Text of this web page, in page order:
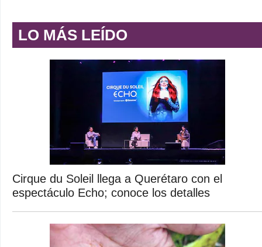
LO MÁS LEÍDO
Cirque du Soleil llega a Querétaro con el
espectáculo Echo; conoce los detalles